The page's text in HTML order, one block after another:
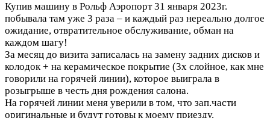
Купив машину в Рольф Аэропорт 31 января 2023г.
побывала там уже 3 раза – и каждый раз нереально долгое
ожидание, отвратительное обслуживание, обман на
каждом шагу!
За месяц до визита записалась на замену задних дисков и
колодок + на керамическое покрытие (3х слойное, как мне
говорили на горячей линии), которое выиграла в
розыгрыше в честь дня рождения салона.
На горячей линии меня уверили в том, что зап.части
оригинальные и будут готовы к моему приезду.